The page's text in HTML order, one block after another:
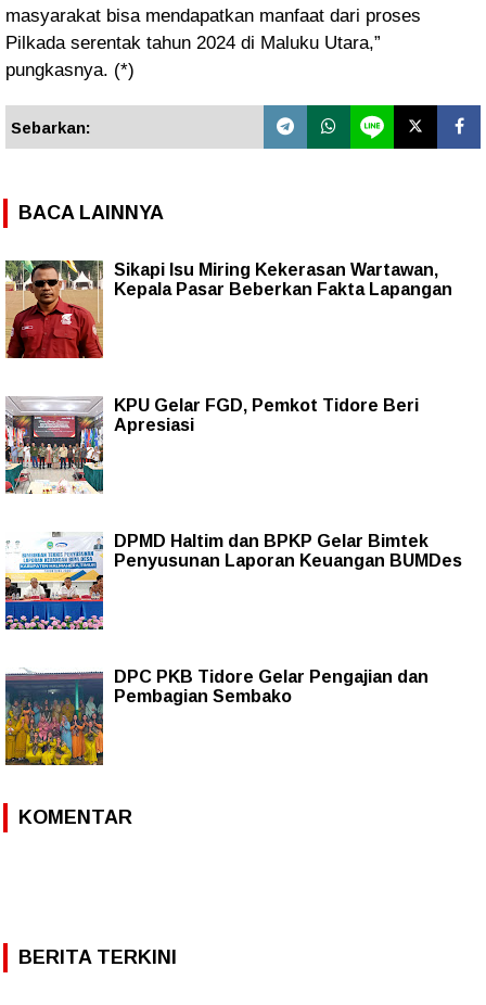
masyarakat bisa mendapatkan manfaat dari proses
Pilkada serentak tahun 2024 di Maluku Utara,”
pungkasnya. (*)
Sebarkan:
BACA LAINNYA
Sikapi Isu Miring Kekerasan Wartawan,
Kepala Pasar Beberkan Fakta Lapangan
KPU Gelar FGD, Pemkot Tidore Beri
Apresiasi
DPMD Haltim dan BPKP Gelar Bimtek
Penyusunan Laporan Keuangan BUMDes
DPC PKB Tidore Gelar Pengajian dan
Pembagian Sembako
KOMENTAR
BERITA TERKINI